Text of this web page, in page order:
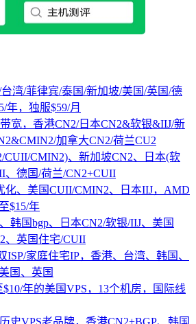
台湾/菲律宾/泰国/新加坡/美国/英国/德
年，独服$59/月
带宽，香港CN2/日本CN2&软银&IIJ/新
加拿大CN2/荷兰CU2
CUII/CMIN2)、新加坡CN2、日本(软
、德国/荷兰/CN2+CUII
化、美国CUII/CMIN2、日本IIJ，AMD
$15/年
韩国bgp、日本CN2/软银/IIJ、美国
、英国住宅/CUII
ISP/家庭住宅IP，香港、台湾、韩国、
国、英国
$10/年的美国VPS，13个机房，国际线
史VPS老品牌，香港CN2+BGP、韩国